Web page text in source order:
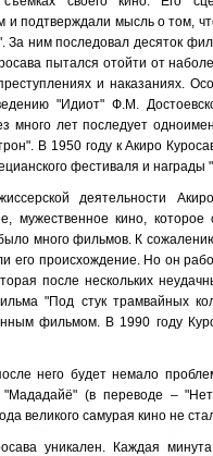
и подтверждали мысль о том,
ним последовал десяток
пытался отойти от
и наказаниях.
"Идиот" Ф.М.
много лет последует
В 1950 году к Акиро
фестиваля и награды
деятельности
мужественное кино,
много фильмов. К
его происхождение. Но он
после нескольких
"Под стук трамвайных
фильмом. В 1990 году
него будет немало
"Мададайё" (в переводе –
великого самурая кино не
уникален. Каждая